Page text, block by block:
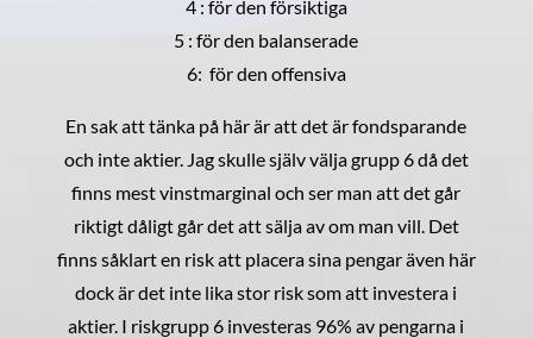
4 : för den försiktiga
5 : för den balanserade
6: för den offensiva
En sak att tänka på här är att det är fondsparande
och inte aktier. Jag skulle själv välja grupp 6 då det
finns mest vinstmarginal och ser man att det går
riktigt dåligt går det att sälja av om man vill. Det
finns såklart en risk att placera sina pengar även här
dock är det inte lika stor risk som att investera i
aktier. I riskgrupp 6 investeras 96% av pengarna i